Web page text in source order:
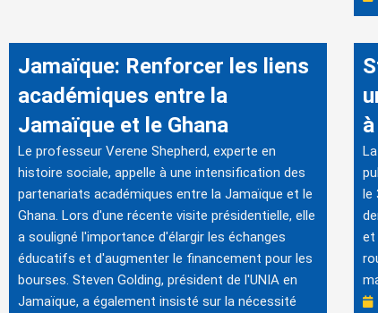
Jamaïque: Renforcer les liens
académiques entre la
Jamaïque et le Ghana
Le professeur Verene Shepherd, experte en
histoire sociale, appelle à une intensification des
partenariats académiques entre la Jamaïque et le
Ghana. Lors d'une récente visite présidentielle, elle
a souligné l'importance d'élargir les échanges
éducatifs et d'augmenter le financement pour les
bourses. Steven Golding, président de l'UNIA en
Jamaïque, a également insisté sur la nécessité
le
et